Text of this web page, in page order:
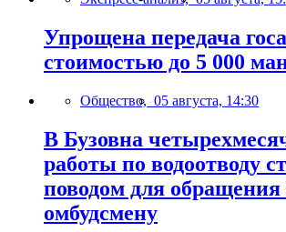
Упрощена передача
стоимостью до 5 000
Общество, 05 августа, 14:30
В Бузовна
работы по водоотводу
поводом для обращения
омбудсмену